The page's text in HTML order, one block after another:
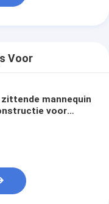
Voor
mannequin
voor